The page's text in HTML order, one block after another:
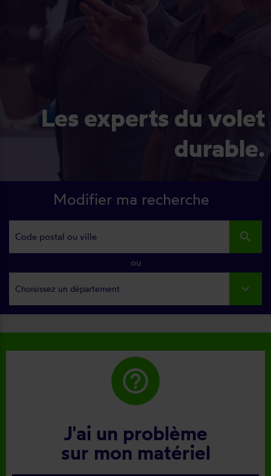
Les experts du volet
durable.
Modifier ma recherche
search
ou
Choisissez un département
help_outline
J'ai un problème
sur mon matériel